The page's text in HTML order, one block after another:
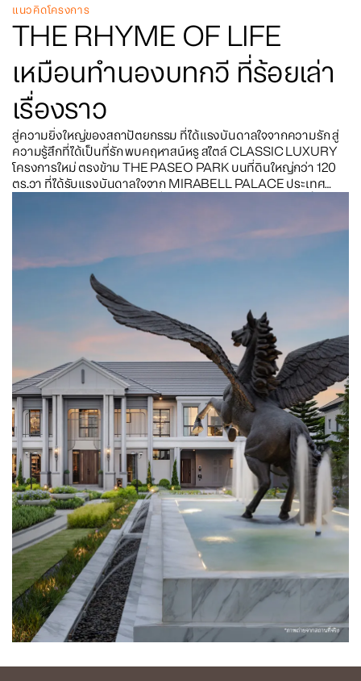
แนวคิดโครงการ
THE RHYME OF LIFE
เหมือนทำนองบทกวี ที่ร้อยเล่า
เรื่องราว
สู่ความยิ่งใหญ่ของสถาปัตยกรรม ที่ได้แรงบันดาลใจจากความรัก สู่
ความรู้สึกที่ได้เป็นที่รัก พบคฤหาสน์หรู สไตล์ CLASSIC LUXURY
โครงการใหม่ ตรงข้าม THE PASEO PARK บนที่ดินใหญ่กว่า 120
ตร.วา ที่ได้รับแรงบันดาลใจจาก MIRABELL PALACE ประเทศ